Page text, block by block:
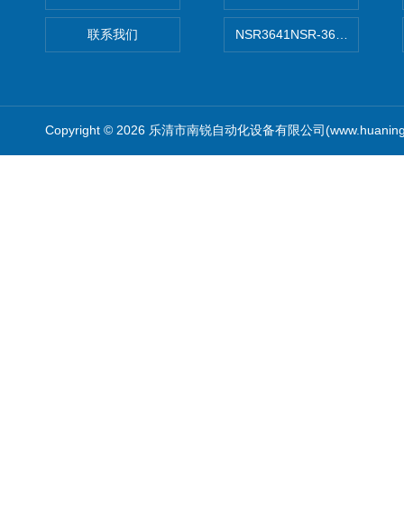
联系我们 NSR3641NSR-3641系列备用
Copyright © 2026 乐清市南锐自动化设备有限公司